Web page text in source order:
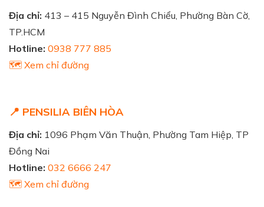
Địa chỉ: 413 – 415 Nguyễn Đình Chiểu, Phường Bàn Cờ,
TP.HCM
Hotline: 0938 777 885
🗺️ Xem chỉ đường
📍 PENSILIA BIÊN HÒA
Địa chỉ: 1096 Phạm Văn Thuận, Phường Tam Hiệp, TP
Đồng Nai
Hotline: 032 6666 247
🗺️ Xem chỉ đường